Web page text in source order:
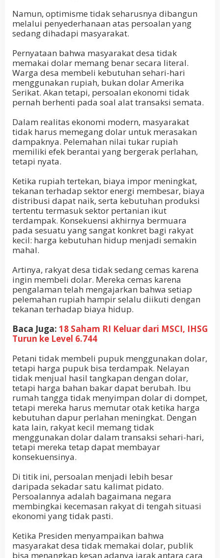
Namun, optimisme tidak seharusnya dibangun
melalui penyederhanaan atas persoalan yang
sedang dihadapi masyarakat.
Pernyataan bahwa masyarakat desa tidak
memakai dolar memang benar secara literal.
Warga desa membeli kebutuhan sehari-hari
menggunakan rupiah, bukan dolar Amerika
Serikat. Akan tetapi, persoalan ekonomi tidak
pernah berhenti pada soal alat transaksi semata.
Dalam realitas ekonomi modern, masyarakat
tidak harus memegang dolar untuk merasakan
dampaknya. Pelemahan nilai tukar rupiah
memiliki efek berantai yang bergerak perlahan,
tetapi nyata.
Ketika rupiah tertekan, biaya impor meningkat,
tekanan terhadap sektor energi membesar, biaya
distribusi dapat naik, serta kebutuhan produksi
tertentu termasuk sektor pertanian ikut
terdampak. Konsekuensi akhirnya bermuara
pada sesuatu yang sangat konkret bagi rakyat
kecil: harga kebutuhan hidup menjadi semakin
mahal.
Artinya, rakyat desa tidak sedang cemas karena
ingin membeli dolar. Mereka cemas karena
pengalaman telah mengajarkan bahwa setiap
pelemahan rupiah hampir selalu diikuti dengan
tekanan terhadap biaya hidup.
Baca Juga: 18 Saham RI Keluar dari MSCI, IHSG
Turun ke Level 6.744
Petani tidak membeli pupuk menggunakan dolar,
tetapi harga pupuk bisa terdampak. Nelayan
tidak menjual hasil tangkapan dengan dolar,
tetapi harga bahan bakar dapat berubah. Ibu
rumah tangga tidak menyimpan dolar di dompet,
tetapi mereka harus memutar otak ketika harga
kebutuhan dapur perlahan meningkat. Dengan
kata lain, rakyat kecil memang tidak
menggunakan dolar dalam transaksi sehari-hari,
tetapi mereka tetap dapat membayar
konsekuensinya.
Di titik ini, persoalan menjadi lebih besar
daripada sekadar satu kalimat pidato.
Persoalannya adalah bagaimana negara
membingkai kecemasan rakyat di tengah situasi
ekonomi yang tidak pasti.
Ketika Presiden menyampaikan bahwa
masyarakat desa tidak memakai dolar, publik
bisa menangkap kesan adanya jarak antara cara